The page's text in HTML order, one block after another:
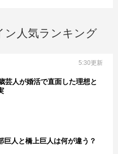
ン人気ランキング
5:30更新
芸人が婚活で直面した理想と
巨人と橋上巨人は何が違う？